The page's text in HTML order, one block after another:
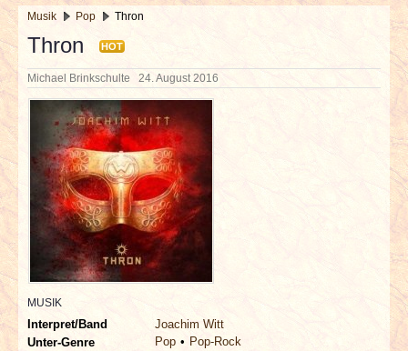
NEUESTE ARTIKEL
NEWS & DATES
BERICHTE
VERLOSUNGEN
INTERVIEWS
SPECIALS
REDAKTION
Musik Pop Thron
Thron HOT
Michael Brinkschulte 24. August 2016
MUSIK
Interpret/Band
Joachim Witt
Unter-Genre
Pop
Pop-Rock